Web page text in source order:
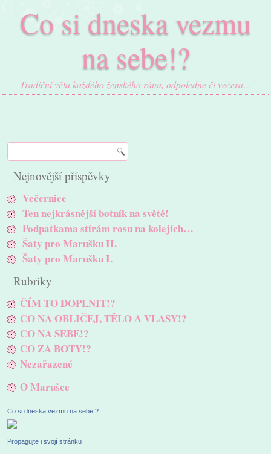
Co si dneska vezmu
na sebe!?
Tradiční věta každého ženského rána, odpoledne či večera…
Nejnovější příspěvky
Večernice
Ten nejkrásnější botník na světě!
Podpatkama stírám rosu na kolejích…
Šaty pro Marušku II.
Šaty pro Marušku I.
Rubriky
ČÍM TO DOPLNIT!?
CO NA OBLIČEJ, TĚLO A VLASY!?
CO NA SEBE!?
CO ZA BOTY!?
Nezařazené
O Marušce
Co si dneska vezmu na sebe!?
Propagujte i svojí stránku